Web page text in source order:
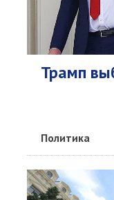
Трамп
Политика